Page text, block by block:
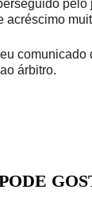
pelo
acréscimo
comunicado
árbitro.